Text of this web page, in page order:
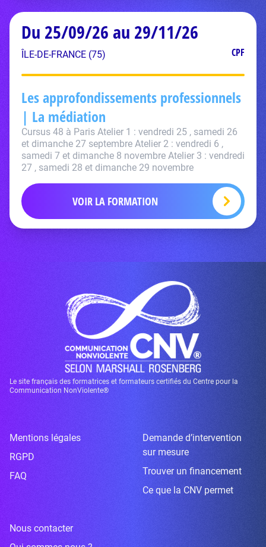
Du 25/09/26 au 29/11/26
ÎLE-DE-FRANCE (75) CPF
Les approfondissements professionnels
| La médiation
Cursus 48 à Paris Atelier 1 : vendredi 25 , samedi 26
et dimanche 27 septembre Atelier 2 : vendredi 6 ,
samedi 7 et dimanche 8 novembre Atelier 3 : vendredi
27 , samedi 28 et dimanche 29 novembre
VOIR LA FORMATION
Le site français des formatrices et formateurs certifiés du Centre pour la
Communication NonViolente®
Mentions légales
RGPD
FAQ
Demande d’intervention
sur mesure
Trouver un financement
Ce que la CNV permet
Nous contacter